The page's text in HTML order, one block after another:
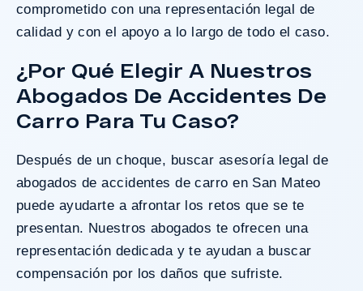
comprometido con una representación legal de
calidad y con el apoyo a lo largo de todo el caso.
¿Por Qué Elegir A Nuestros
Abogados De Accidentes De
Carro Para Tu Caso?
Después de un choque, buscar asesoría legal de
abogados de accidentes de carro en San Mateo
puede ayudarte a afrontar los retos que se te
presentan. Nuestros abogados te ofrecen una
representación dedicada y te ayudan a buscar
compensación por los daños que sufriste.